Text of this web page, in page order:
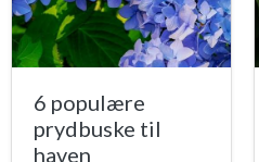
6 populære
prydbuske til
haven